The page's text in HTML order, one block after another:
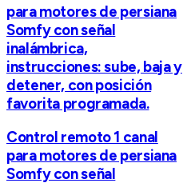
para motores de persiana
Somfy con señal
inalámbrica,
instrucciones: sube, baja y
detener, con posición
favorita programada.
Control remoto 1 canal
para motores de persiana
Somfy con señal